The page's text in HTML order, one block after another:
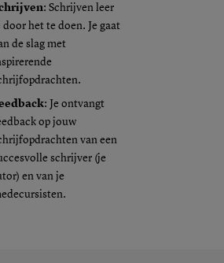
: Schrijven leer
door het te doen. Je gaat
de slag met
: Je ontvangt
op jouw
van een
schrijver (je
en van je